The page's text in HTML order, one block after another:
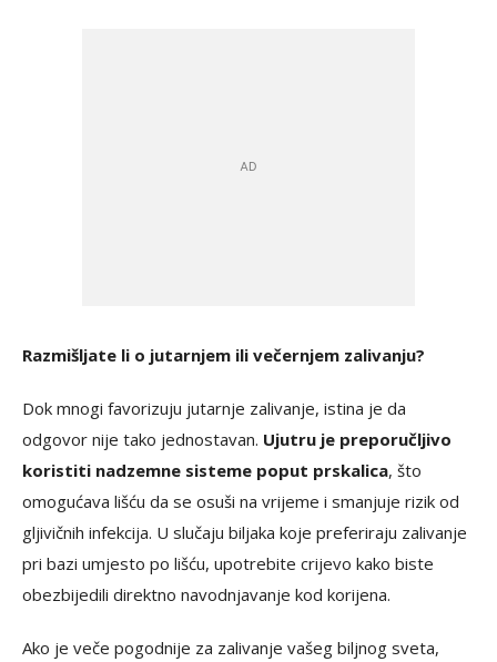
Razmišljate li o jutarnjem ili večernjem zalivanju?
Dok mnogi favorizuju jutarnje zalivanje, istina je da
odgovor nije tako jednostavan. Ujutru je preporučljivo
koristiti nadzemne sisteme poput prskalica, što
omogućava lišću da se osuši na vrijeme i smanjuje rizik od
gljivičnih infekcija. U slučaju biljaka koje preferiraju zalivanje
pri bazi umjesto po lišću, upotrebite crijevo kako biste
obezbijedili direktno navodnjavanje kod korijena.
Ako je veče pogodnije za zalivanje vašeg biljnog sveta,